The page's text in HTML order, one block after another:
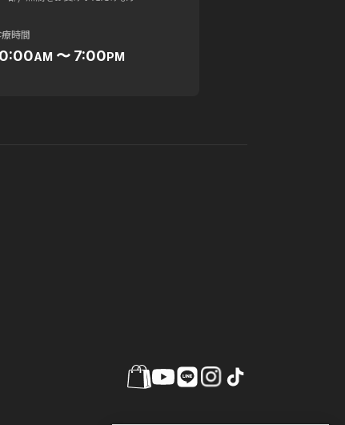
時間
AM 〜 7:00PM